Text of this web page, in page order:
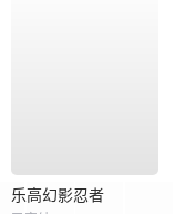
乐高幻影忍者